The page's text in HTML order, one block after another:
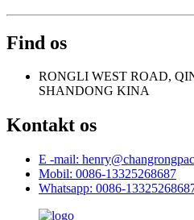
Find os
RONGLI WEST ROAD,
SHANDONG KINA
Kontakt os
E -mail:
Mobil: 0086-13325268687
Whatsapp: 0086-